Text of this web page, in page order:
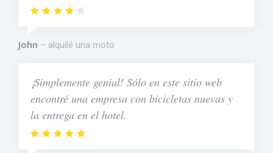
John alquilé una moto
¡Simplemente genial! Sólo en este sitio web
encontré una empresa con bicicletas nuevas y
la entrega en el hotel.